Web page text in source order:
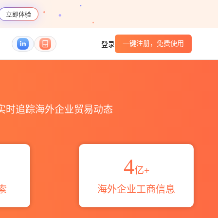
立即体验
登录 一键注册，免费使用
时追踪海外企业贸易动态
4亿+
海外企业工商信息